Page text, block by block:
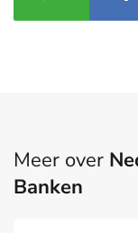
Meer over
Banken